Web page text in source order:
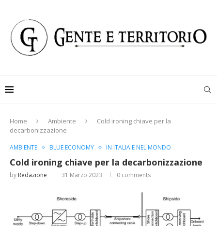
Home Ambiente
Cold ironing chiave per la
decarbonizzazione
AMBIENTE BLUE ECONOMY IN ITALIA E NEL MONDO
Cold ironing chiave per la decarbonizzazione
by Redazione 31 Marzo 2023 0 comments